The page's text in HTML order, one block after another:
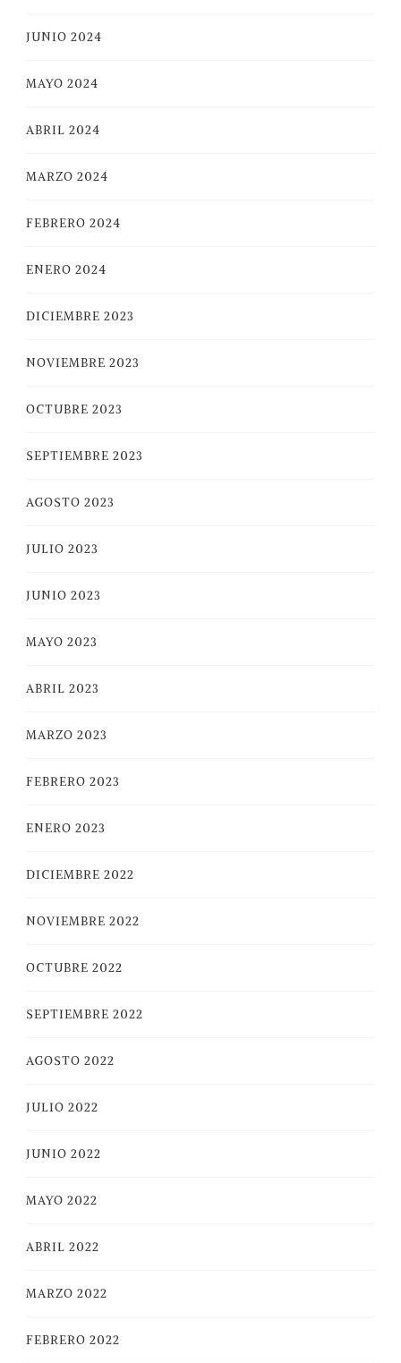
JUNIO 2024
MAYO 2024
ABRIL 2024
MARZO 2024
FEBRERO 2024
ENERO 2024
DICIEMBRE 2023
NOVIEMBRE 2023
OCTUBRE 2023
SEPTIEMBRE 2023
AGOSTO 2023
JULIO 2023
JUNIO 2023
MAYO 2023
ABRIL 2023
MARZO 2023
FEBRERO 2023
ENERO 2023
DICIEMBRE 2022
NOVIEMBRE 2022
OCTUBRE 2022
SEPTIEMBRE 2022
AGOSTO 2022
JULIO 2022
JUNIO 2022
MAYO 2022
ABRIL 2022
MARZO 2022
FEBRERO 2022